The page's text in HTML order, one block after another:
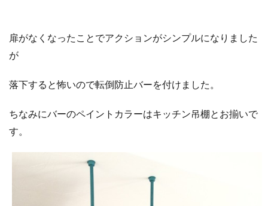
扉がなくなったことでアクションがシンプルになりました
が
落下すると怖いので転倒防止バーを付けました。
ちなみにバーのペイントカラーはキッチン吊棚とお揃いで
す。